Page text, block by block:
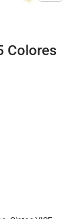
Colores